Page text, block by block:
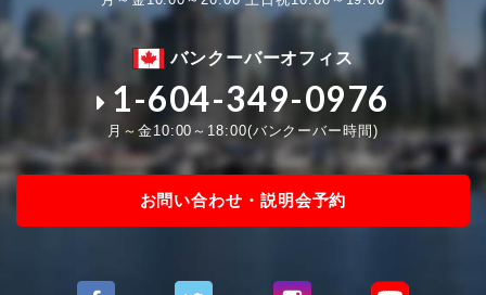
バンクーバーオフィス
1-604-349-0976
月～金10:00～18:00(バンクーバー時間)
お問い合わせ・説明会予約